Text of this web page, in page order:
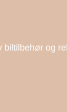
og